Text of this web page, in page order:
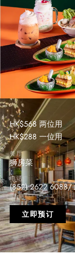
HK$568 两位用
HK$288 一位用
餐厅
狮房菜
电话
(852) 2622 6088/
立即预订